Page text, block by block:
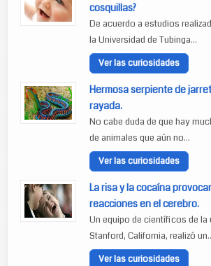
cosquillas?
De acuerdo a estudios
la Universidad de Tubinga...
Ver las curiosidades
Hermosa serpiente de
rayada.
No cabe duda de que hay
de animales que aún no...
Ver las curiosidades
La risa y la cocaína
reacciones en el cerebro.
Un equipo de científicos de la
Stanford, California, realizó
Ver las curiosidades